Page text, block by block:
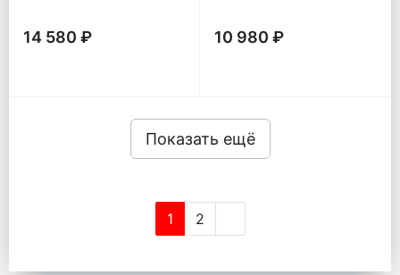
14 580 ₽ 10 980 ₽
Показать ещё
1 2